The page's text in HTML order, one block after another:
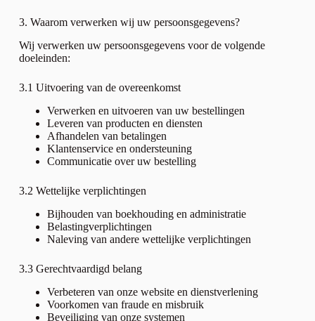
3. Waarom verwerken wij uw persoonsgegevens?
Wij verwerken uw persoonsgegevens voor de volgende
doeleinden:
3.1 Uitvoering van de overeenkomst
Verwerken en uitvoeren van uw bestellingen
Leveren van producten en diensten
Afhandelen van betalingen
Klantenservice en ondersteuning
Communicatie over uw bestelling
3.2 Wettelijke verplichtingen
Bijhouden van boekhouding en administratie
Belastingverplichtingen
Naleving van andere wettelijke verplichtingen
3.3 Gerechtvaardigd belang
Verbeteren van onze website en dienstverlening
Voorkomen van fraude en misbruik
Beveiliging van onze systemen